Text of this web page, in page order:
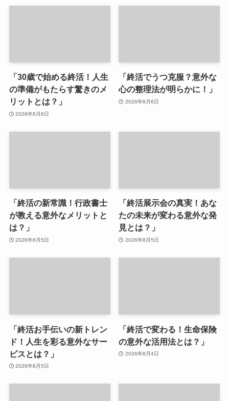
「30歳で始める終活！人生
の準備がもたらす驚きのメ
リットとは？」
2026年8月6日
「終活でうつ克服？意外な
心の整理法が明らかに！」
2026年8月6日
「終活の新常識！行政書士
が教える意外なメリットと
は？」
2026年8月5日
「終活展示会の真実！あな
たの未来が変わる意外な発
見とは？」
2026年8月5日
「終活お手伝いの新トレン
ド！人生を彩る意外なサー
ビスとは？」
2026年8月5日
「終活で変わる！生命保険
の意外な活用法とは？」
2026年8月4日